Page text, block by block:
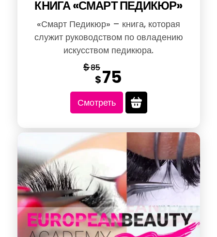
КНИГА «СМАРТ ПЕДИКЮР»
«Смарт Педикюр» – книга, которая
служит руководством по овладению
искусством педикюра.
$85
Original
price
was:
$85.
$75
price
is:
$75.
Смотреть